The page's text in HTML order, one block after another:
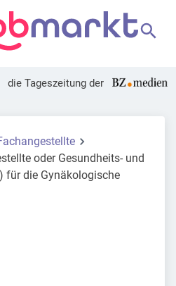
die Tageszeitung der
oder Gesundheits- und
für die Gynäkologische